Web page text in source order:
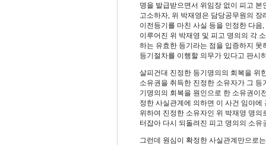
명을 발급받으면서 위임장 없이 피고
고소하자, 위 박재영은 담당공무원의 장
이전등기를 마친 사실 등을 인정한 다
이루어진 위 박재영 및 피고 명의의 각
하는 유효한 등기라는 점을 입증하지
등기절차를 이행할 의무가 있다고 판시
살피건대 진정한 등기명의의 회복을 위
소유권을 취득한 진정한 소유자가 그
기명의의 회복을 원인으로 한 소유권이
정한 사실관계에 의하면 이 사건 임야에
위하여 진정한 소유자인 위 박재영 명
터잡아 다시 되돌려진 피고 명의의 소
그런데 원심이 확정한 사실관계만으로